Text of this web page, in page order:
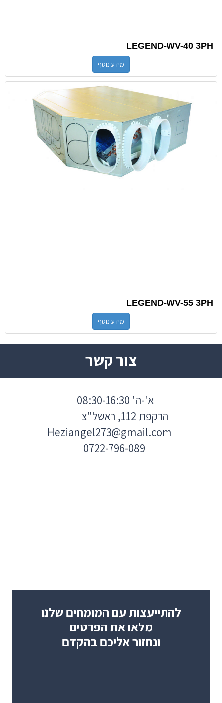
LEGEND-WV-40 3PH
מידע נוסף
LEGEND-WV-55 3PH
מידע נוסף
להתייעצות עם המומחים שלנו
מלאו את הפרטים
ונחזור אליכם בהקדם
0722-796-089
Heziangel273@gmail.com
הרקפת 112, ראשל"צ
א'-ה' 08:30-16:30
צור קשר